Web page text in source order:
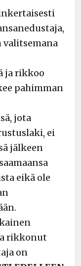
valitsemana
ja rikkoo
pahimman
jota
ei
jälkeen
eikä ole
rikkonut
on